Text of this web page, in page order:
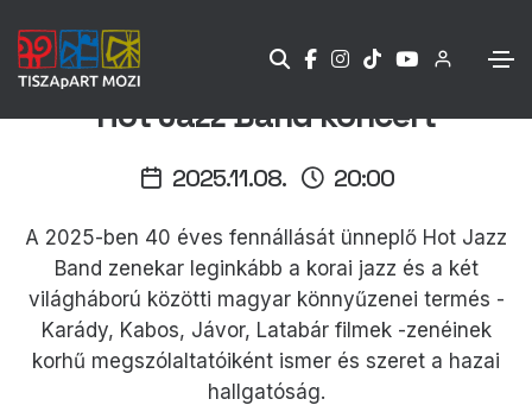
Hot Jazz Band koncert
2025.11.08. 20:00
A 2025-ben 40 éves fennállását ünneplő Hot Jazz
Band zenekar leginkább a korai jazz és a két
világháború közötti magyar könnyűzenei termés -
Karády, Kabos, Jávor, Latabár filmek -zenéinek
korhű megszólaltatóiként ismer és szeret a hazai
hallgatóság.